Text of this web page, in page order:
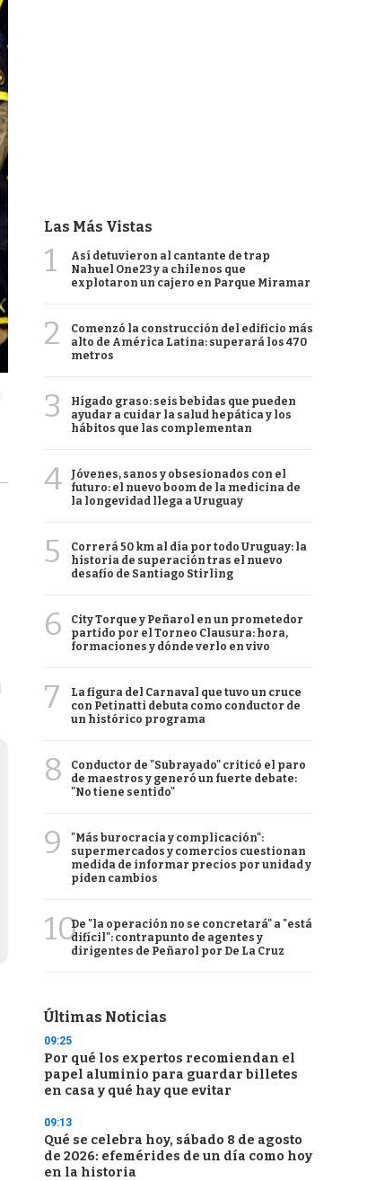
Las Más Vistas
1
Así detuvieron al cantante de trap
Nahuel One23 y a chilenos que
explotaron un cajero en Parque Miramar
2
Comenzó la construcción del edificio más
alto de América Latina: superará los 470
metros
3
Hígado graso: seis bebidas que pueden
ayudar a cuidar la salud hepática y los
hábitos que las complementan
4
Jóvenes, sanos y obsesionados con el
futuro: el nuevo boom de la medicina de
la longevidad llega a Uruguay
5
Correrá 50 km al día por todo Uruguay: la
historia de superación tras el nuevo
desafío de Santiago Stirling
6
City Torque y Peñarol en un prometedor
partido por el Torneo Clausura: hora,
formaciones y dónde verlo en vivo
7
La figura del Carnaval que tuvo un cruce
con Petinatti debuta como conductor de
un histórico programa
8
Conductor de "Subrayado" criticó el paro
de maestros y generó un fuerte debate:
"No tiene sentido"
9
"Más burocracia y complicación":
supermercados y comercios cuestionan
medida de informar precios por unidad y
piden cambios
10De "la operación no se concretará" a "está
difícil": contrapunto de agentes y
dirigentes de Peñarol por De La Cruz
Últimas Noticias
09:25
Por qué los expertos recomiendan el
papel aluminio para guardar billetes
en casa y qué hay que evitar
09:13
Qué se celebra hoy, sábado 8 de agosto
de 2026: efemérides de un día como hoy
en la historia